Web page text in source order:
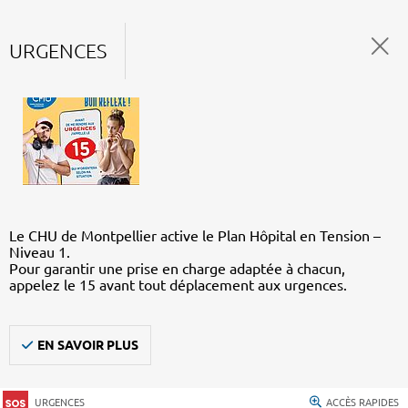
URGENCES
Le CHU de Montpellier active le Plan Hôpital en Tension –
Niveau 1.
Pour garantir une prise en charge adaptée à chacun,
appelez le 15 avant tout déplacement aux urgences.
EN SAVOIR PLUS
URGENCES ACCÈS RAPIDES